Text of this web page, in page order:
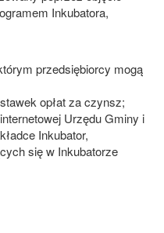
Inkubatora,
przedsiębiorcy mogą
opłat za czynsz;
Urzędu Gminy i
Inkubator,
się w Inkubatorze